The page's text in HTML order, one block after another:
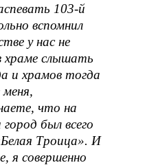
103-й
вспомнил
у нас не
храме слышать
и храмов тогда
что на
был всего
Троица». И
я совершенно